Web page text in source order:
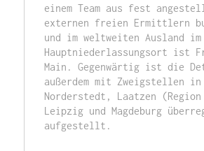
einem Team aus fest
externen freien Ermittlern
und im weltweiten Ausland
Hauptniederlassungsort ist
Main. Gegenwärtig ist die
außerdem mit Zweigstellen in
Norderstedt, Laatzen (Region
Leipzig und Magdeburg
aufgestellt.